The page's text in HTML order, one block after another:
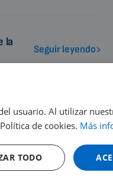
la
Seguir leyendo
Seguir leyendo
usuario. Al utilizar
de cookies. Más
TODO